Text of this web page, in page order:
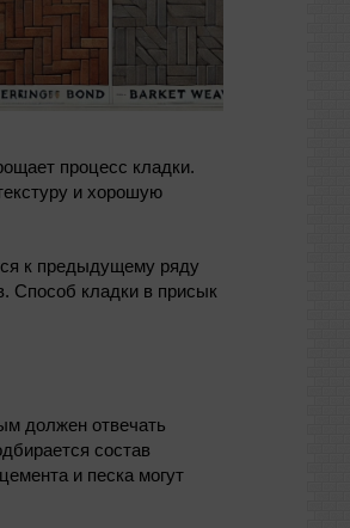
процесс кладки.
и хорошую
к предыдущему ряду
Способ кладки в присык
должен отвечать
состав
и песка могут